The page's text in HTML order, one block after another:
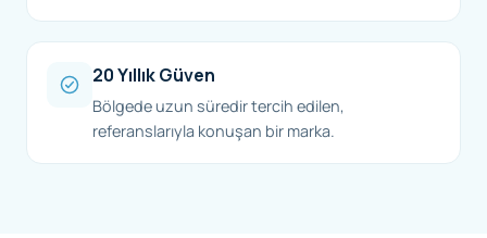
20 Yıllık Güven
Bölgede uzun süredir tercih edilen,
referanslarıyla konuşan bir marka.